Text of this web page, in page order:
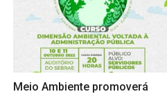
Meio Ambiente promoverá